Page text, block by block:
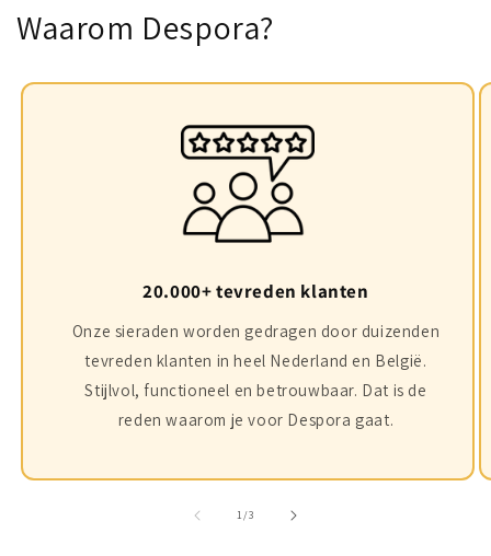
Waarom Despora?
20.000+ tevreden klanten
Onze sieraden worden gedragen door duizenden
tevreden klanten in heel Nederland en België.
Stijlvol, functioneel en betrouwbaar. Dat is de
reden waarom je voor Despora gaat.
1/of3